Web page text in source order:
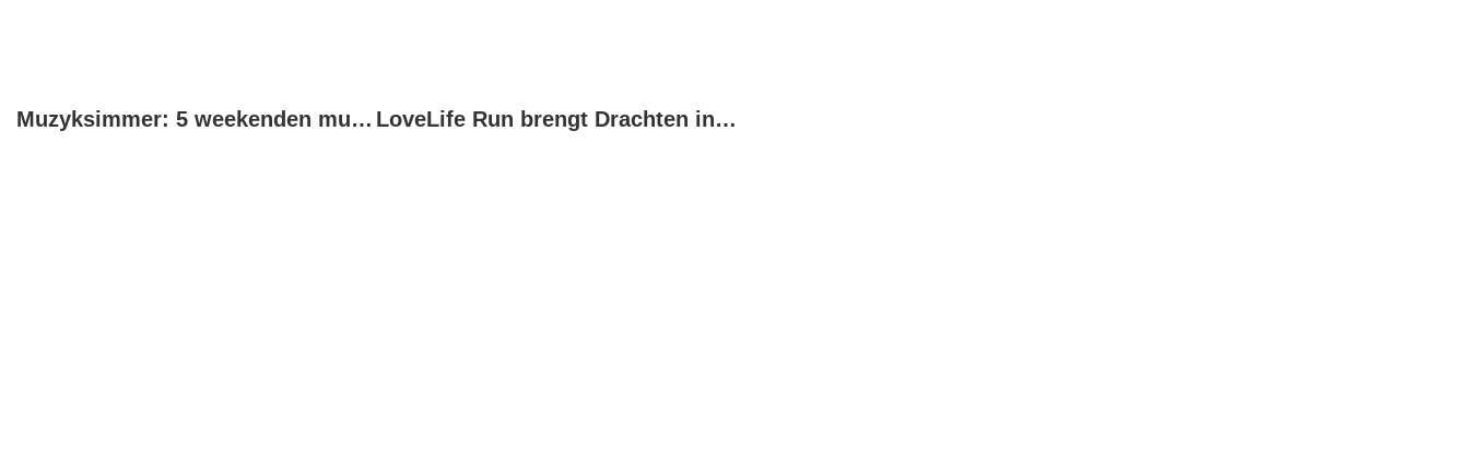
Muzyksimmer: 5 weekenden muziek, cultuur en beleving LoveLife Run brengt Drachten in beweging